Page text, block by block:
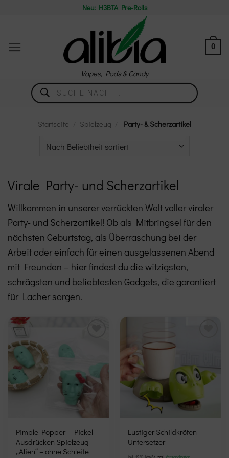
Neu: H3BTA Pre-Rolls
Vapes, Pods & Candy
0
Products
search
Startseite Spielzeug Party- & Scherzartikel
Virale Party- und Scherzartikel
Willkommen in unserer verrückten Welt voller viraler
Party- und Scherzartikel! Ob als Mitbringsel für den
nächsten Geburtstag, als Überraschung bei der
Arbeit oder einfach für einen ausgelassenen Abend
mit Freunden – hier findest du die witzigsten,
schrägsten und beliebtesten Gadgets, die garantiert
für Lacher sorgen.
Pimple Popper – Pickel
Ausdrücken Spielzeug
„Alien“ – ohne Schleife
Dieses
Produkt
Lustiger Schildkröten
Untersetzer
inkl. 19 % MwSt. zzgl. Versandkosten